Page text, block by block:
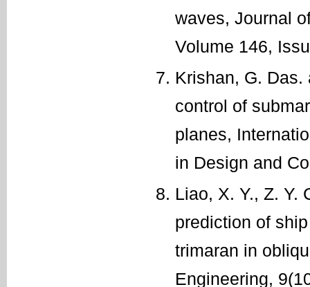
waves, Journal
Volume 146,
Krishan, G.
control of
planes,
in Design and
Liao, X. Y., Z. Y.
prediction of
trimaran in
Engineering,